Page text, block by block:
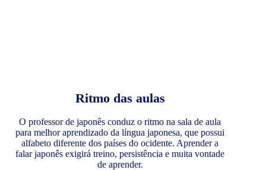
Ritmo das aulas
O professor de japonês conduz o ritmo na sala de aula
para melhor aprendizado da língua japonesa, que possui
alfabeto diferente dos países do ocidente. Aprender a
falar japonês exigirá treino, persistência e muita vontade
de aprender.